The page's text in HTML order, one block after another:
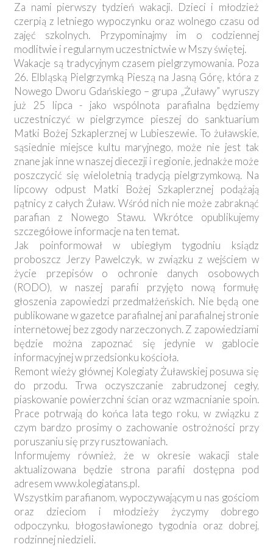
Galeria
Dekanat
Nowy
Staw
Kapituła
Kolegiacka
Duszpasterze
Polecane
strony
Ochrona
Małoletnich
Za nami pierwszy tydzień wakacji. Dzieci i młodzież
czerpią z letniego wypoczynku oraz wolnego czasu od
zajęć szkolnych. Przypominajmy im o codziennej
modlitwie i regularnym uczestnictwie w Mszy świętej.
Wakacje są tradycyjnym czasem pielgrzymowania. Poza
26. Elbląską Pielgrzymką Pieszą na Jasną Górę, która z
Nowego Dworu Gdańskiego – grupa „Żuławy” wyruszy
już 25 lipca - jako wspólnota parafialna będziemy
uczestniczyć w pielgrzymce pieszej do sanktuarium
Matki Bożej Szkaplerznej w Lubieszewie. To żuławskie,
sąsiednie miejsce kultu maryjnego, może nie jest tak
znane jak inne w naszej diecezji i regionie, jednakże może
poszczycić się wieloletnią tradycją pielgrzymkową. Na
lipcowy odpust Matki Bożej Szkaplerznej podążają
pątnicy z całych Żuław. Wśród nich nie może zabraknąć
parafian z Nowego Stawu. Wkrótce opublikujemy
szczegółowe informacje na ten temat.
Jak poinformował w ubiegłym tygodniu ksiądz
proboszcz Jerzy Pawelczyk, w związku z wejściem w
życie przepisów o ochronie danych osobowych
(RODO), w naszej parafii przyjęto nową formułę
głoszenia zapowiedzi przedmałżeńskich. Nie będą one
publikowane w gazetce parafialnej ani parafialnej stronie
internetowej bez zgody narzeczonych. Z zapowiedziami
będzie można zapoznać się jedynie w gablocie
informacyjnej w przedsionku kościoła.
Remont wieży głównej Kolegiaty Żuławskiej posuwa się
do przodu. Trwa oczyszczanie zabrudzonej cegły,
piaskowanie powierzchni ścian oraz wzmacnianie spoin.
Prace potrwają do końca lata tego roku, w związku z
czym bardzo prosimy o zachowanie ostrożności przy
poruszaniu się przy rusztowaniach.
Informujemy również, że w okresie wakacji stale
aktualizowana będzie strona parafii dostępna pod
adresem www.kolegiatans.pl.
Wszystkim parafianom, wypoczywającym u nas gościom
oraz dzieciom i młodzieży życzymy dobrego
odpoczynku, błogosławionego tygodnia oraz dobrej,
rodzinnej niedzieli.